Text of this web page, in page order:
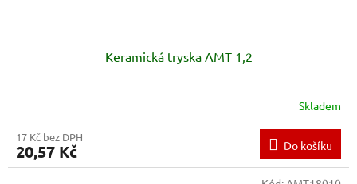
Keramická tryska AMT 1,2
Skladem
17 Kč bez DPH
20,57 Kč Do košíku